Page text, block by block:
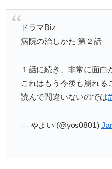
ドラマBiz
病院の治しかた 第２話
１話に続き、非常に面白
これはもう今後も崩れる
読んで間違いないのでは
— やよい (@yos0801)